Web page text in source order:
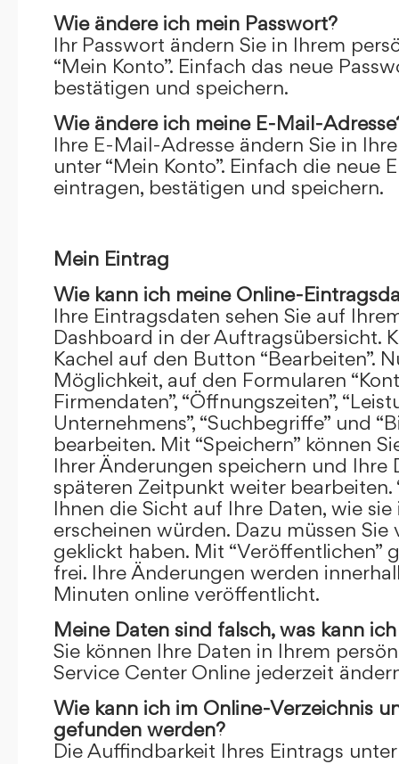
Wie ändere ich mein Passwort?
Ihr Passwort ändern Sie in Ihrem
“Mein Konto”. Einfach das neue
bestätigen und speichern.
Wie ändere ich meine E-Mail-
Ihre E-Mail-Adresse ändern Sie in
unter “Mein Konto”. Einfach die neue
eintragen, bestätigen und speichern.
Mein Eintrag
Wie kann ich meine Online-
Ihre Eintragsdaten sehen Sie auf
Dashboard in der Auftragsübersicht.
Kachel auf den Button “Bearbeiten”.
Möglichkeit, auf den Formularen
Firmendaten”, “Öffnungszeiten”,
Unternehmens”, “Suchbegriffe” und
bearbeiten. Mit “Speichern” können
Ihrer Änderungen speichern und Ihre
späteren Zeitpunkt weiter bearbeiten.
Ihnen die Sicht auf Ihre Daten, wie
erscheinen würden. Dazu müssen Sie
geklickt haben. Mit “Veröffentlichen”
frei. Ihre Änderungen werden
Minuten online veröffentlicht.
Meine Daten sind falsch, was kann
Sie können Ihre Daten in Ihrem
Service Center Online jederzeit
Wie kann ich im Online-Verzeichnis
gefunden werden?
Die Auffindbarkeit Ihres Eintrags